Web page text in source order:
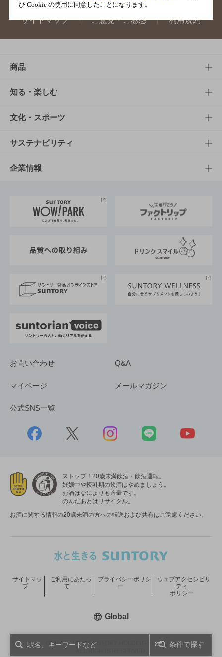
サイトマップ ご意見・ご感想 利用規約
条件で探す
商品
商品TOP
商品一覧
商品発売情報
栄養成分一覧
知る・楽しむ
知る・楽しむTOP
キャンペーン
工場見学
地域情報
文化・スポーツ
文化・スポーツTOP
サントリーホール
サントリーサンバーズ大阪
サステナビリティ
サステナビリティTOP
サントリーが考えるサステナビリティ経営
企業情報
企業概要
採用情報
お問い合わせ Q&A
マイページ メールマガジン
公式SNS一覧
ストップ！20歳未満飲酒・飲酒運転。
妊娠中や授乳期の飲酒はやめましょう。
お酒はなによりも適量です。
のんだあとはリサイクル。
お酒に関する情報の20歳未満の方への転送および共有はご遠慮ください。
COPYRIGHT © SUNTORY HOLDINGS LIMITED.
サイトマッ
プ
ご利用にあたっ
て
プライバシーポリシ
ー
ウェブアクセシビリ
ティ
ポリシー
Global新しいウィンドウで開く
び Cookie の使用に同意したことになります。